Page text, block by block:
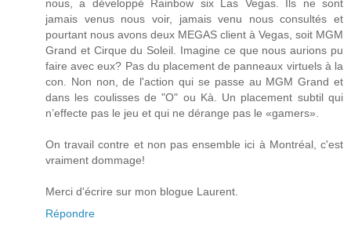
nous, a développé Rainbow six Las Vegas. Ils ne sont
jamais venus nous voir, jamais venu nous consultés et
pourtant nous avons deux MEGAS client à Vegas, soit MGM
Grand et Cirque du Soleil. Imagine ce que nous aurions pu
faire avec eux? Pas du placement de panneaux virtuels à la
con. Non non, de l'action qui se passe au MGM Grand et
dans les coulisses de "O" ou Kà. Un placement subtil qui
n’effecte pas le jeu et qui ne dérange pas le «gamers».
On travail contre et non pas ensemble ici à Montréal, c'est
vraiment dommage!
Merci d'écrire sur mon blogue Laurent.
Répondre